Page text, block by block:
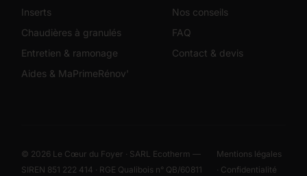
Inserts
Chaudières à granulés
Entretien & ramonage
Aides & MaPrimeRénov'
Nos conseils
FAQ
Contact & devis
© 2026 Le Cœur du Foyer · SARL Ecotherm —
SIREN 851 222 414 · RGE Qualibois n° QB/60811
Mentions légales
· Confidentialité